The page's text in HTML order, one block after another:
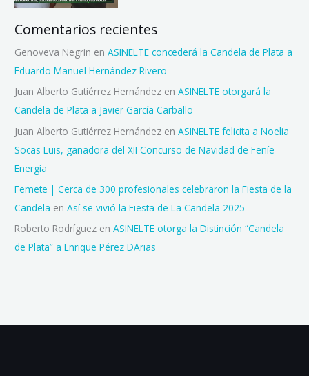
Comentarios recientes
Genoveva Negrin enASINELTE concederá la Candela de Plata a
Eduardo Manuel Hernández Rivero
Juan Alberto Gutiérrez Hernández enASINELTE otorgará la
Candela de Plata a Javier García Carballo
Juan Alberto Gutiérrez Hernández enASINELTE felicita a Noelia
Socas Luis, ganadora del XII Concurso de Navidad de Feníe
Energía
Femete | Cerca de 300 profesionales celebraron la Fiesta de la
Candela enAsí se vivió la Fiesta de La Candela 2025
Roberto Rodríguez enASINELTE otorga la Distinción “Candela
de Plata” a Enrique Pérez DArias